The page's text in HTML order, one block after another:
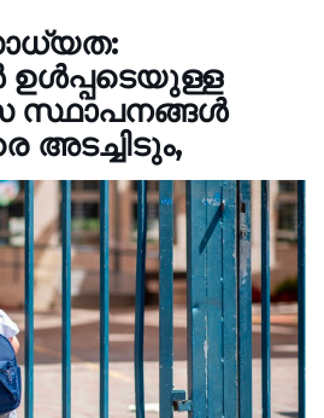
സ്ഥാപനങ്ങള്‍
അടച്ചിടും,